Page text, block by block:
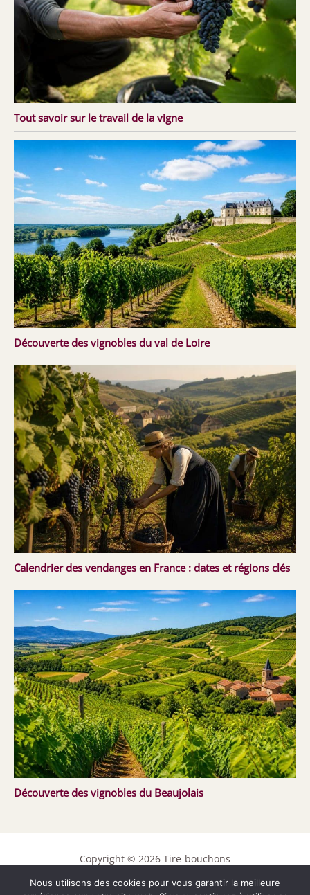
Tout savoir sur le travail de la vigne
Découverte des vignobles du val de Loire
Calendrier des vendanges en France : dates et régions clés
Découverte des vignobles du Beaujolais
Copyright © 2026 Tire-bouchons
Contact
Nous utilisons des cookies pour vous garantir la meilleure